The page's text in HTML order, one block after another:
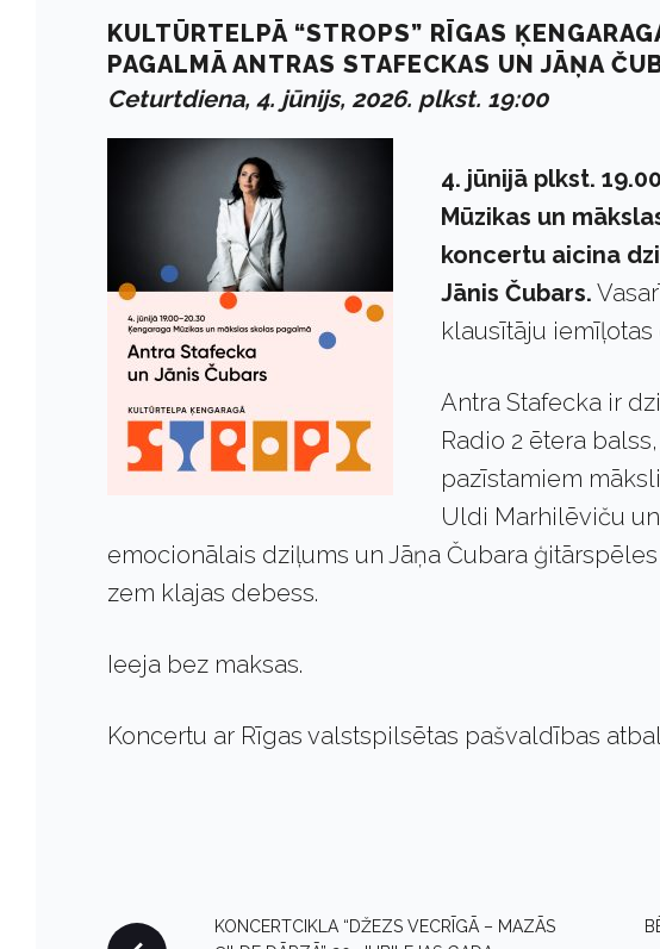
KULTŪRTELPĀ “STROPS” RĪGAS
PAGALMĀ ANTRAS STAFECKAS UN JĀŅA
Ceturtdiena, 4. jūnijs, 2026. plkst. 19:00
4. jūnijā plkst.
Mūzikas un
koncertu aicina
Jānis Čubars.
klausītāju iemīļotas
Antra Stafecka ir
Radio 2 ētera
pazīstamiem
Uldi Marhilēviču
emocionālais dziļums un Jāņa Čubara
zem klajas debess.
Ieeja bez maksas.
Koncertu ar Rīgas valstspilsētas pašvaldības
P
KONCERTCIKLA “DŽEZS VECRĪGĀ – MAZĀS